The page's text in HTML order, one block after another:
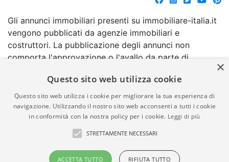
Gli annunci immobiliari presenti su immobiliare-italia.it
vengono pubblicati da agenzie immobiliari e
costruttori. La pubblicazione degli annunci non
comporta l'approvazione o l'avallo da parte di
garanzia da parte di quest'ultima. immobiliare-italia.it
quindi non è responsabile della veridicità, della
correttezza, della completezza, della normativa in
materia di privacy e/o di alcun altro aspetto dei
suddetti annunci.
© Copyright 2007 - 2026
Powered by
×
Questo sito web utilizza cookie
Questo sito web utilizza i cookie per migliorare la tua esperienza di
navigazione. Utilizzando il nostro sito web acconsenti a tutti i cookie
in conformità con la nostra policy per i cookie. Leggi di più
STRETTAMENTE NECESSARI
ACCETTA TUTTO RIFIUTA TUTTO